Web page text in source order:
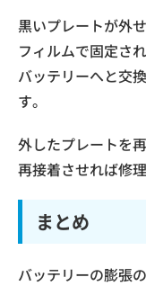
黒いプレートが外
フィルムで固定さ
バッテリーへと交
す。
外したプレートを
再接着させれば修
まとめ
バッテリーの膨張